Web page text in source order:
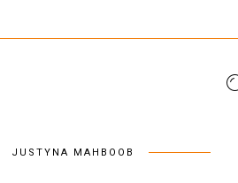
JUSTYNA MAHBOOB